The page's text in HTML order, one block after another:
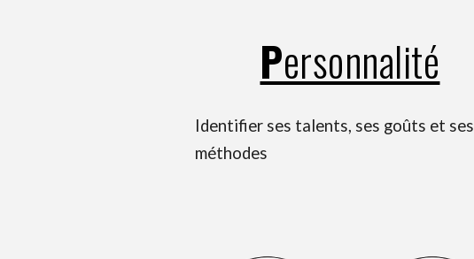
Personnalité
Identifier ses talents, ses goûts et ses
méthodes